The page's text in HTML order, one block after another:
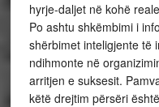
hyrje-daljet në kohë
Po ashtu shkëmbimi i
shërbimet inteligjente të
ndihmonte në
arritjen e suksesit.
këtë drejtim përsëri